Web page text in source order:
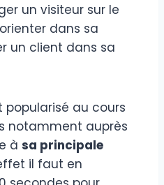
un visiteur sur le
dans sa
un client dans sa
popularisé au cours
notamment auprès
à sa principale
il faut en